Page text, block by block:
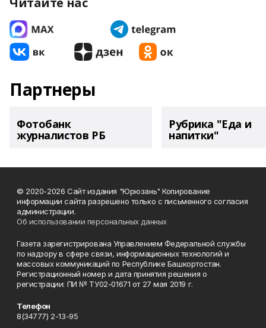
Партнеры
Фотобанк
журналистов РБ
Рубрика "Еда и
напитки"
© 2020-2026 Сайт издания "Юрюзань" Копирование
информации сайта разрешено только с письменного согласия
администрации.
Об использовании персональных данных
Газета зарегистрирована Управлением Федеральной службы
по надзору в сфере связи, информационных технологий и
массовых коммуникаций по Республике Башкортостан.
Регистрационный номер и дата принятия решения о
регистрации: ПИ № ТУ02-01671 от 27 мая 2019 г.
Телефон
8(34777) 2-13-95